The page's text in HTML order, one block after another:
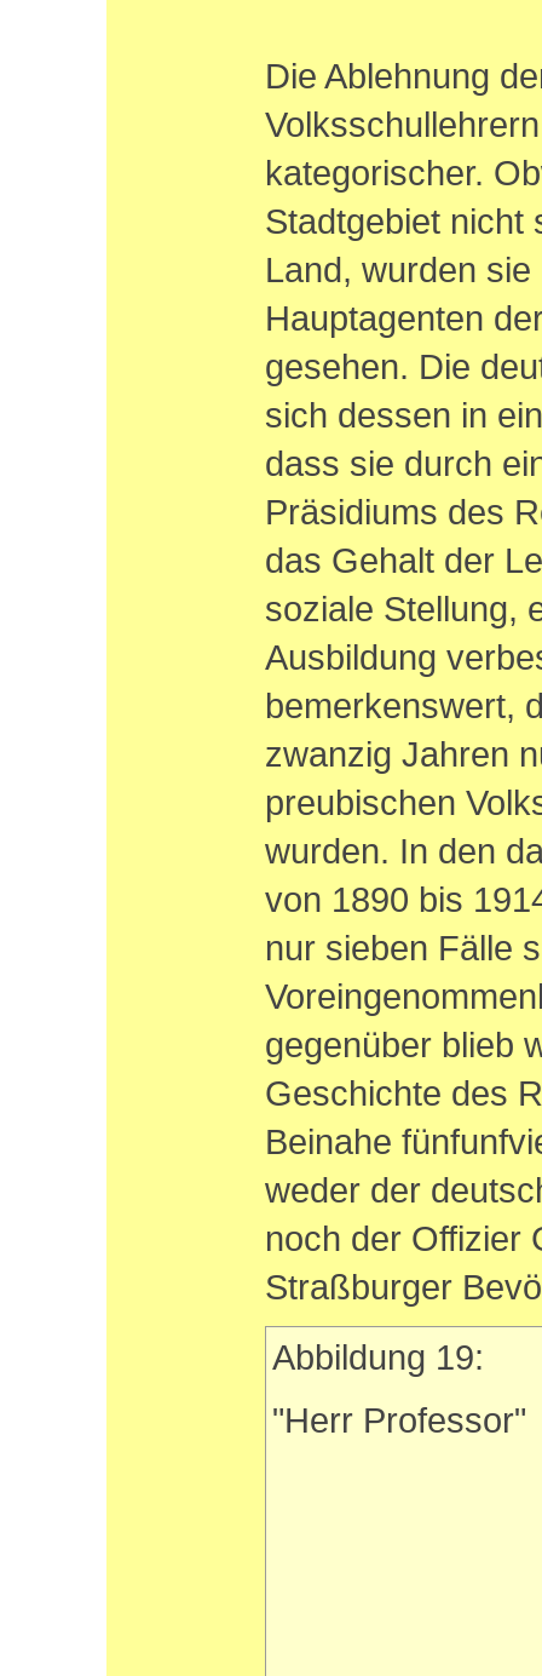
Die Ablehnung
kategorischer.
Stadtgebiet nicht
Land, wurden
Hauptagenten
gesehen. Die
sich dessen in
dass sie durch
Präsidiums des
das Gehalt der
soziale Stellung,
Ausbildung
bemerkenswert,
zwanzig Jahren
preubischen
wurden. In den
von 1890 bis
nur sieben Fälle
gegenüber blieb
Geschichte des
Beinahe
weder der
noch der Offizier
Straßburger
Abbildung 19:
"Herr Professor"